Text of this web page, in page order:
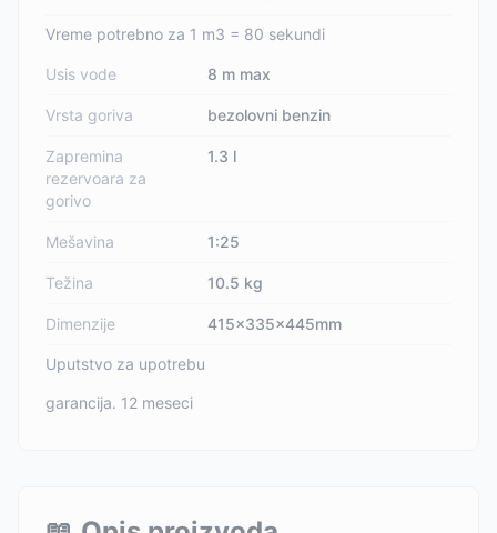
Vreme potrebno za 1 m3 = 80 sekundi
Usis vode 8 m max
Vrsta goriva bezolovni benzin
Zapremina
rezervoara za
gorivo
1.3 l
Mešavina 1:25
Težina 10.5 kg
Dimenzije 415x335x445mm
Uputstvo za upotrebu
garancija. 12 meseci